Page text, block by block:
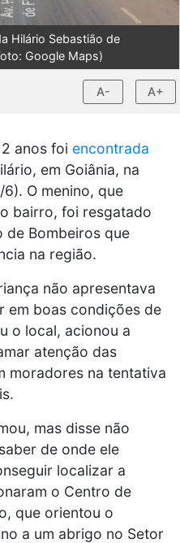
Hilário Sebastião de
Google Maps)
A- A+
anos foi encontrada
em Goiânia, na
O menino, que
bairro, foi resgatado
de Bombeiros que
na região.
não apresentava
em boas condições de
o local, acionou a
atenção das
moradores na tentativa
mas disse não
de onde ele
localizar a
o Centro de
que orientou o
a um abrigo no Setor